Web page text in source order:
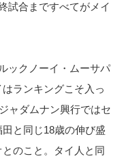
試合まですべてがメイ
ックノーイ・ムーサパ
ランキングこそ入っ
ャダムナン興行ではセ
と同じ18歳の伸び盛
のこと。タイ人と同